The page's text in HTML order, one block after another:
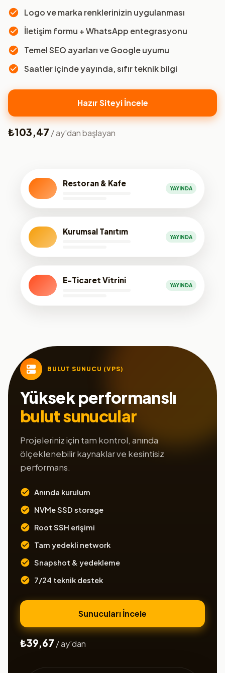
Logo ve marka renklerinizin uygulanması
İletişim formu + WhatsApp entegrasyonu
Temel SEO ayarları ve Google uyumu
Saatler içinde yayında, sıfır teknik bilgi
Hazır Siteyi İncele
₺103,47 / ay'dan başlayan
Restoran & Kafe
YAYINDA
Kurumsal Tanıtım
YAYINDA
E-Ticaret Vitrini
YAYINDA
BULUT SUNUCU (VPS)
Yüksek performanslı
bulut sunucular
Projeleriniz için tam kontrol, anında
ölçeklenebilir kaynaklar ve kesintisiz
performans.
Anında kurulum
NVMe SSD storage
Root SSH erişimi
Tam yedekli network
Snapshot & yedekleme
7/24 teknik destek
Sunucuları İncele
₺39,67 / ay'dan